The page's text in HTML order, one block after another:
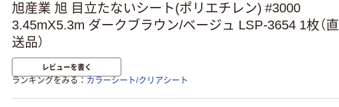
旭産業 旭 目立たないシート(ポリエチレン) #3000
3.45mX5.3m ダークブラウン/ベージュ LSP-3654 1枚（直
送品）
レビューを書く
ランキングをみる カラーシート/クリアシート